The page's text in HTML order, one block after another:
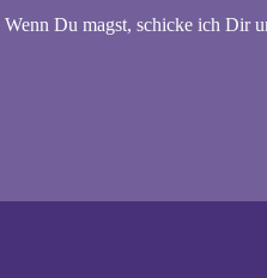
Wenn Du magst, schicke ich Dir